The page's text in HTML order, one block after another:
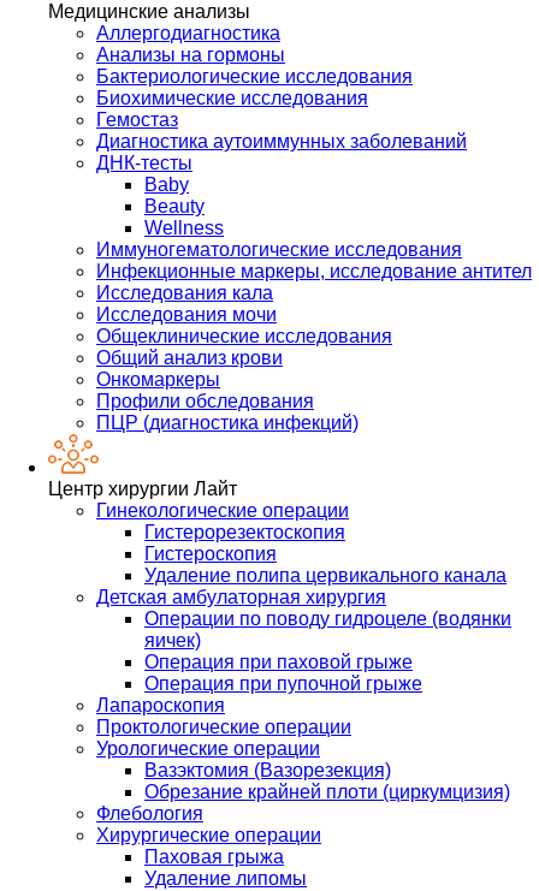
Медицинские анализы
Аллергодиагностика
Анализы на гормоны
Бактериологические исследования
Биохимические исследования
Гемостаз
Диагностика аутоиммунных заболеваний
ДНК-тесты
Baby
Beauty
Wellness
Иммуногематологические исследования
Инфекционные маркеры, исследование антител
Исследования кала
Исследования мочи
Общеклинические исследования
Общий анализ крови
Онкомаркеры
Профили обследования
ПЦР (диагностика инфекций)
Центр хирургии Лайт
Гинекологические операции
Гистерорезектоскопия
Гистероскопия
Удаление полипа цервикального канала
Детская амбулаторная хирургия
Операции по поводу гидроцеле (водянки
яичек)
Операция при паховой грыже
Операция при пупочной грыже
Лапароскопия
Проктологические операции
Урологические операции
Вазэктомия (Вазорезекция)
Обрезание крайней плоти (циркумцизия)
Флебология
Хирургические операции
Паховая грыжа
Удаление липомы